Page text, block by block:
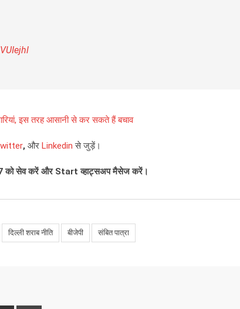
इस तरह आसानी से कर सकते हैं बचाव
, और Linkedin से जुड़ें।
को सेव करें और Start व्हाट्सअप मैसेज करें।
दिल्ली शराब नीति बीजेपी संबित पात्रा